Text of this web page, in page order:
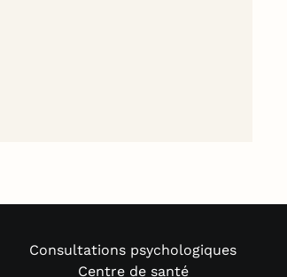
Consultations psychologiques
Centre de santé